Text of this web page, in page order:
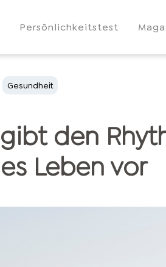
Persönlichkeitstest
Gesundheit
den
Leben vor